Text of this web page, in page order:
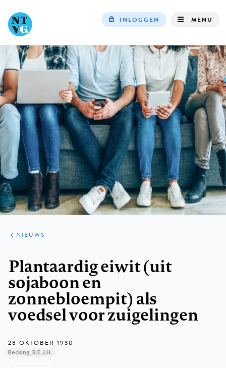
navigation
INLOGGEN MENU
ARTIKELEN
HET
KORT
NIEUWS
Plantaardig eiwit (uit
sojaboon en
zonnebloempit) als
voedsel voor zuigelingen
28 OKTOBER 1930
Becking, B.E.J.H.